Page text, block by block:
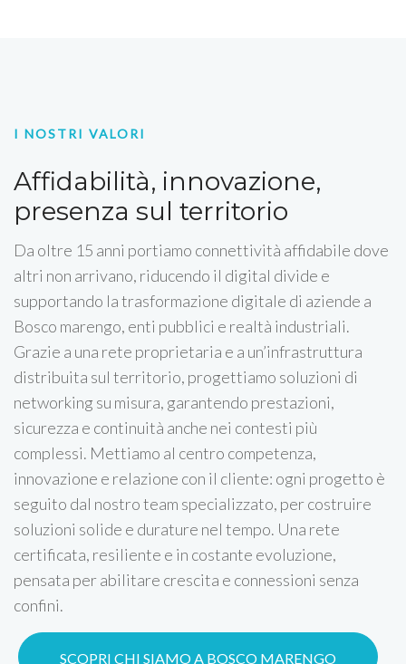
I NOSTRI VALORI
Affidabilità, innovazione,
presenza sul territorio
Da oltre 15 anni portiamo connettività affidabile dove
altri non arrivano, riducendo il digital divide e
supportando la trasformazione digitale di aziende a
Bosco marengo, enti pubblici e realtà industriali.
Grazie a una rete proprietaria e a un’infrastruttura
distribuita sul territorio, progettiamo soluzioni di
networking su misura, garantendo prestazioni,
sicurezza e continuità anche nei contesti più
complessi. Mettiamo al centro competenza,
innovazione e relazione con il cliente: ogni progetto è
seguito dal nostro team specializzato, per costruire
soluzioni solide e durature nel tempo. Una rete
certificata, resiliente e in costante evoluzione,
pensata per abilitare crescita e connessioni senza
confini.
SCOPRI CHI SIAMO A BOSCO MARENGO